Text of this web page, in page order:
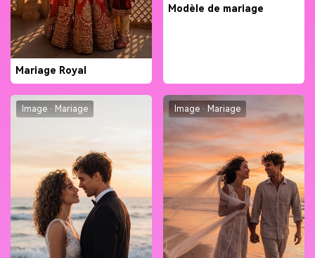
Mariage Royal
Modèle de mariage
Image · Mariage Image · Mariage